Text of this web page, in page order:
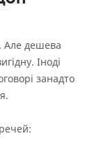
Але дешева
Іноді
занадто